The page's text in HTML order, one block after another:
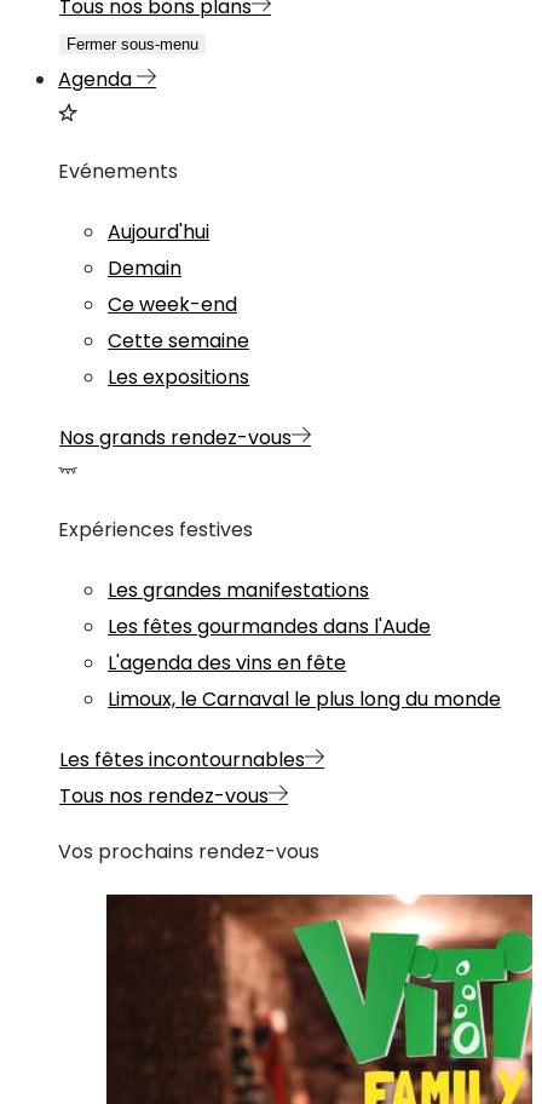
Tous nos bons plans
Fermer sous-menu
Agenda
Evénements
Aujourd'hui
Demain
Ce week-end
Cette semaine
Les expositions
Nos grands rendez-vous
Expériences festives
Les grandes manifestations
Les fêtes gourmandes dans l'Aude
L'agenda des vins en fête
Limoux, le Carnaval le plus long du monde
Les fêtes incontournables
Tous nos rendez-vous
Vos prochains rendez-vous